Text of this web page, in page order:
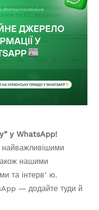
у WhatsApp!
найважливішими
нашими
та інтервʼю.
— додайте туди й